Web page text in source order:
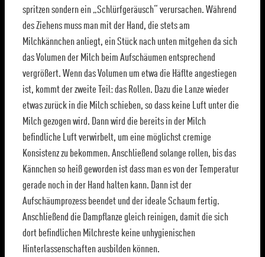
spritzen sondern ein „Schlürfgeräusch“ verursachen. Während
des Ziehens muss man mit der Hand, die stets am
Milchkännchen anliegt, ein Stück nach unten mitgehen da sich
das Volumen der Milch beim Aufschäumen entsprechend
vergrößert. Wenn das Volumen um etwa die Häflte angestiegen
ist, kommt der zweite Teil: das Rollen. Dazu die Lanze wieder
etwas zurück in die Milch schieben, so dass keine Luft unter die
Milch gezogen wird. Dann wird die bereits in der Milch
befindliche Luft verwirbelt, um eine möglichst cremige
Konsistenz zu bekommen. Anschließend solange rollen, bis das
Kännchen so heiß geworden ist dass man es von der Temperatur
gerade noch in der Hand halten kann. Dann ist der
Aufschäumprozess beendet und der ideale Schaum fertig.
Anschließend die Dampflanze gleich reinigen, damit die sich
dort befindlichen Milchreste keine unhygienischen
Hinterlassenschaften ausbilden können.